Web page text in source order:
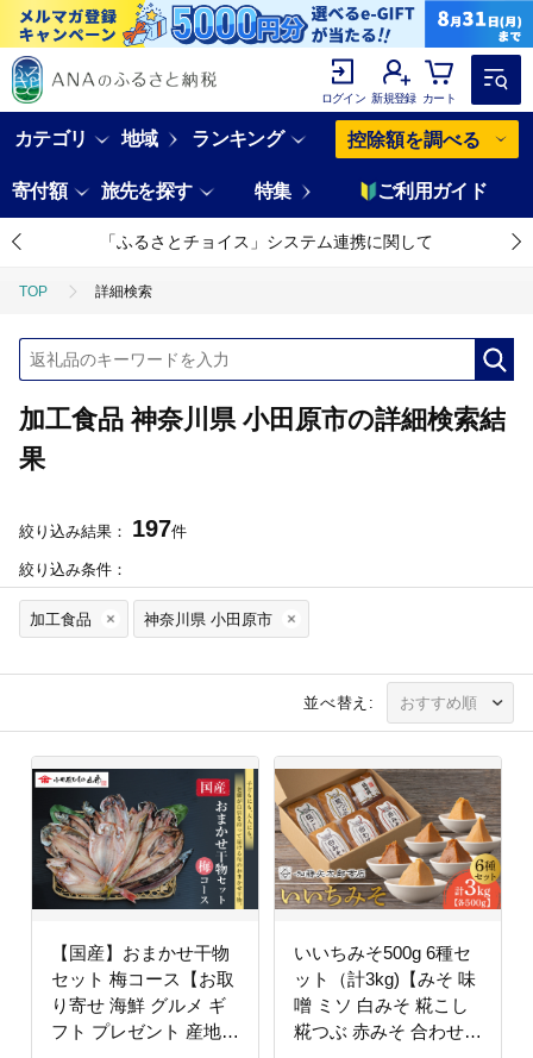
ログイン 新規登録 カート
カテゴリ 地域 ランキング 控除額を調べる
寄付額 旅先を探す 特集 ご利用ガイド
「ふるさとチョイス」システム連携に関して
TOP 詳細検索
加工食品 神奈川県 小田原市の詳細検索結
果
絞り込み結果： 197件
絞り込み条件：
加工食品 神奈川県 小田原市
並べ替え:
【国産】おまかせ干物
セット 梅コース【お取
り寄せ 海鮮 グルメ ギ
フト プレゼント 産地直
いいちみそ500g 6種セ
ット（計3kg)【みそ 味
噌 ミソ 白みそ 糀こし
糀つぶ 赤みそ 合わせ